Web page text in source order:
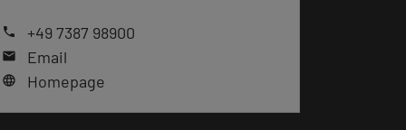
phone +49 7387 98900
mail Email
language Homepage